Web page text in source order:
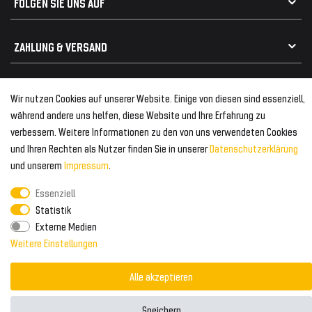
Wir nutzen Cookies auf unserer Website. Einige von diesen sind essenziell,
während andere uns helfen, diese Website und Ihre Erfahrung zu
verbessern. Weitere Informationen zu den von uns verwendeten Cookies
und Ihren Rechten als Nutzer finden Sie in unsererDaten­schutz­erklärung
und unserem Impressum.
Essenziell
Statistik
Externe Medien
Weitere Einstellungen
Alle akzeptieren
Kühlergrill
Rückleuchten
ZAHLUNG & VERSAND
Zahlungsanbieter
Versand & Zahlung
WELTWEITER VERSAND
© 2026 Tuning Fanatics Powered by